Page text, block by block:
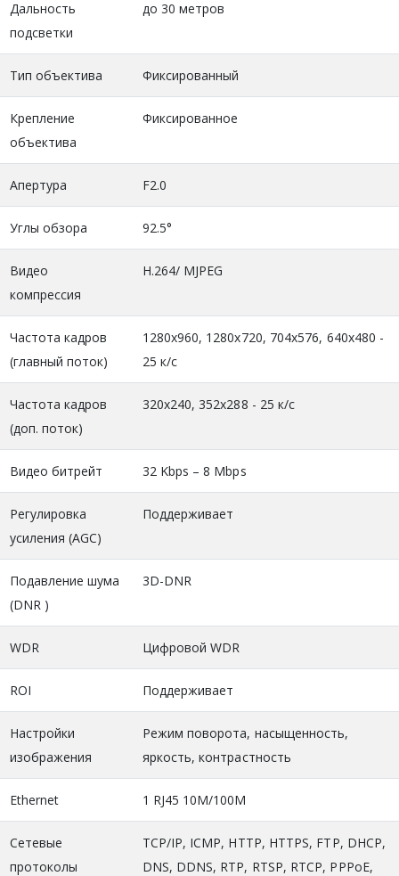
Дальность
подсветки
до 30 метров
Тип объектива Фиксированный
Крепление
объектива
Фиксированное
Апертура F2.0
Углы обзора 92.5°
Видео
компрессия
H.264/ MJPEG
Частота кадров
(главный поток)
1280x960, 1280x720, 704x576, 640x480 -
25 к/с
Частота кадров
(доп. поток)
320x240, 352x288 - 25 к/с
Видео битрейт 32 Kbps – 8 Mbps
Регулировка
усиления (AGC)
Поддерживает
Подавление шума
(DNR )
3D-DNR
WDR Цифровой WDR
ROI Поддерживает
Настройки
изображения
Режим поворота, насыщенность,
яркость, контрастность
Ethernet 1 RJ45 10M/100M
Сетевые
протоколы
TCP/IP, ICMP, HTTP, HTTPS, FTP, DHCP,
DNS, DDNS, RTP, RTSP, RTCP, PPPoE,